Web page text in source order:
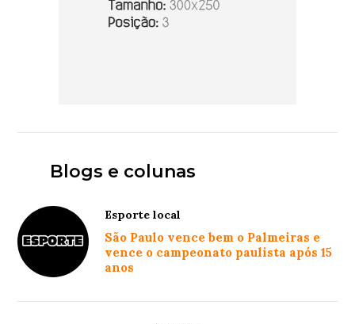
Blogs e colunas
Esporte local
São Paulo vence bem o Palmeiras e
vence o campeonato paulista após 15
anos